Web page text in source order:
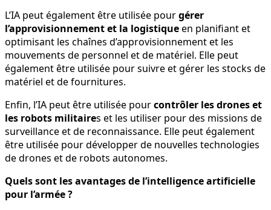
L’IA peut également être utilisée pourgérer
l’approvisionnement et la logistiqueen planifiant et
optimisant les chaînes d’approvisionnement et les
mouvements de personnel et de matériel. Elle peut
également être utilisée pour suivre et gérer les stocks de
matériel et de fournitures.
Enfin, l’IA peut être utilisée pourcontrôler les drones et
les robots militaires et les utiliser pour des missions de
surveillance et de reconnaissance. Elle peut également
être utilisée pour développer de nouvelles technologies
de drones et de robots autonomes.
Quels sont les avantages de l’intelligence artificielle
pour l’armée ?